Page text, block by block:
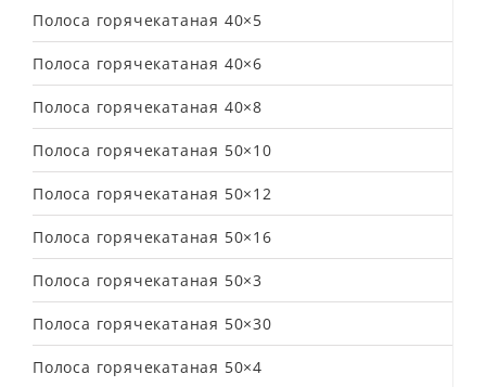
Полоса горячекатаная 40×5
Полоса горячекатаная 40×6
Полоса горячекатаная 40×8
Полоса горячекатаная 50×10
Полоса горячекатаная 50×12
Полоса горячекатаная 50×16
Полоса горячекатаная 50×3
Полоса горячекатаная 50×30
Полоса горячекатаная 50×4